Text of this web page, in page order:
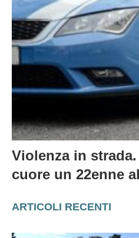
Violenza in
cuore un 22enne
ARTICOLI RECENTI